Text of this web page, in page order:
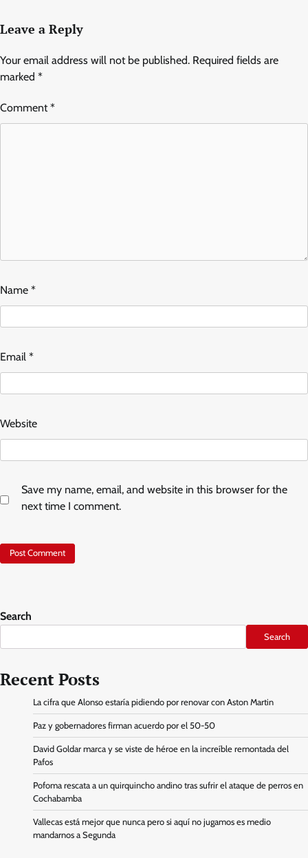
Leave a Reply
Your email address will not be published. Required fields are
marked *
Comment*
Name *
Email *
Website
Save my name, email, and website in this browser for the
next time I comment.
Search
Search
Recent Posts
La cifra que Alonso estaría pidiendo por renovar con Aston Martin
Paz y gobernadores firman acuerdo por el 50-50
David Goldar marca y se viste de héroe en la increíble remontada del
Pafos
Pofoma rescata a un quirquincho andino tras sufrir el ataque de perros en
Cochabamba
Vallecas está mejor que nunca pero si aquí no jugamos es medio
mandarnos a Segunda